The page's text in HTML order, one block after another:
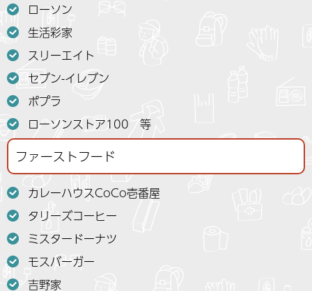
ローソン
生活彩家
スリーエイト
セブン-イレブン
ポプラ
ローソンストア100 等
ファーストフード
カレーハウスCoCo壱番屋
タリーズコーヒー
ミスタードーナツ
モスバーガー
吉野家